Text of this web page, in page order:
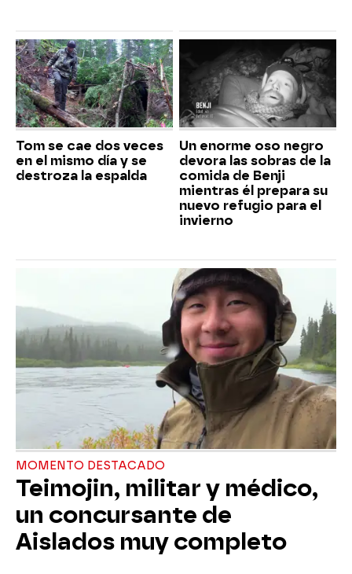
Tom se cae dos veces
en el mismo día y se
destroza la espalda
Un enorme oso negro
devora las sobras de la
comida de Benji
mientras él prepara su
nuevo refugio para el
invierno
MOMENTO DESTACADO
Teimojin, militar y médico,
un concursante de
Aislados muy completo